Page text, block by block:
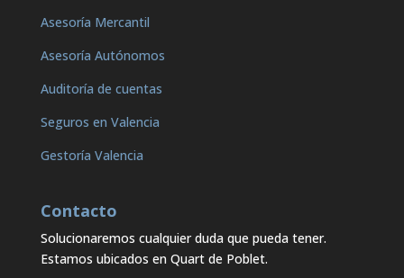
Asesoría Mercantil
Asesoría Autónomos
Auditoría de cuentas
Seguros en Valencia
Gestoría Valencia
Contacto
Solucionaremos cualquier duda que pueda tener.
Estamos ubicados en Quart de Poblet.